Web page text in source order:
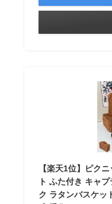
【楽天1位】ピク
ト ふた付き キャ
ク ラタンバスケッ